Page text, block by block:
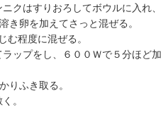
クはすりおろしてボウルに入れ、
卵を加えてさっと混ぜる。
程度に混ぜる。
ップをし、６００Ｗで５分ほど
りふき取る。
。